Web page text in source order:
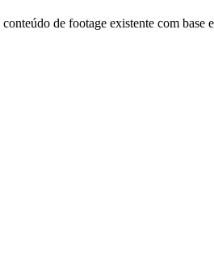
de footage existente com base